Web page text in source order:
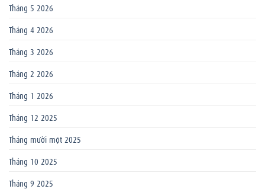
Tháng 5 2026
Tháng 4 2026
Tháng 3 2026
Tháng 2 2026
Tháng 1 2026
Tháng 12 2025
Tháng mười một 2025
Tháng 10 2025
Tháng 9 2025